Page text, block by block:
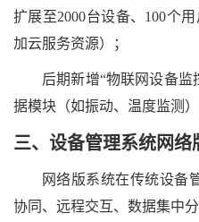
扩展至2000台设备、100个
加云服务资源）；
后期新增“物联网设备监
据模块（如振动、温度监测
三、 设备管理系统网络
网络版系统在传统设备
协同、远程交互、数据集中